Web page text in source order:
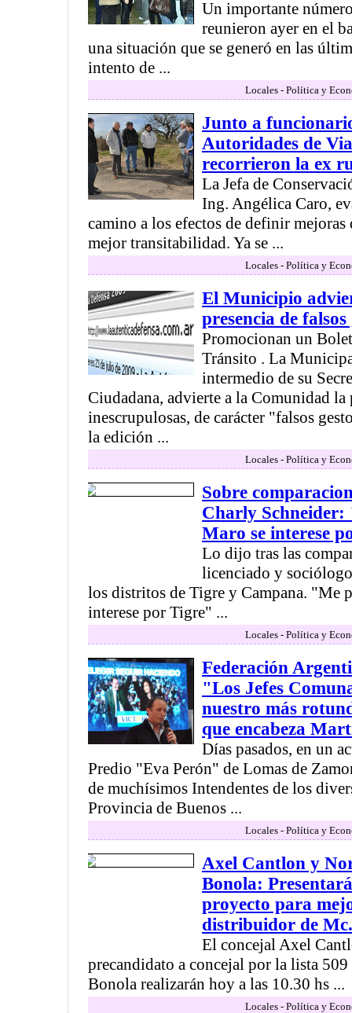
Un importante
reunieron ayer en el
una situación que se generó en las
intento de ...
Locales - Política y
Junto a
Autoridades de
recorrieron la ex
La Jefa de
Ing. Angélica Caro,
camino a los efectos de definir mejoras
mejor transitabilidad. Ya se ...
Locales - Política y
El Municipio
presencia de falsos
Promocionan un
Tránsito . La
intermedio de su
Ciudadana, advierte a la Comunidad la
inescrupulosas, de carácter "falsos
la edición ...
Locales - Política y
Sobre
Charly Schneider:
Maro se interese
Lo dijo tras las
licenciado y
los distritos de Tigre y Campana. "Me
interese por Tigre" ...
Locales - Política y
Federación
"Los Jefes
nuestro más
que encabeza
Días pasados, en un
Predio "Eva Perón" de Lomas de
de muchísimos Intendentes de los
Provincia de Buenos ...
Locales - Política y
Axel Cantlon y
Bonola:
proyecto para
distribuidor de
El concejal Axel
precandidato a concejal por la lista
Bonola realizarán hoy a las 10.30 hs ...
Locales - Política y